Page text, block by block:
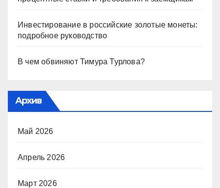
Инвестирование в российские золотые монеты:
подробное руководство
В чем обвиняют Тимура Турлова?
Архив
Май 2026
Апрель 2026
Март 2026